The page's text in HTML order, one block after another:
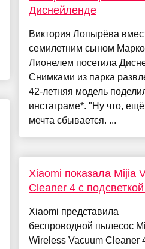
Диснейленде
Виктория Лопырёва
семилетним сыном
Лионелем посетила
Снимками из парка
42-летняя модель
инстаграме*. "Ну что,
мечта сбывается. ...
Xiaomi показала Mijia
Cleaner 4 с
Xiaomi представила
беспроводной пылесос
Wireless Vacuum Cleaner